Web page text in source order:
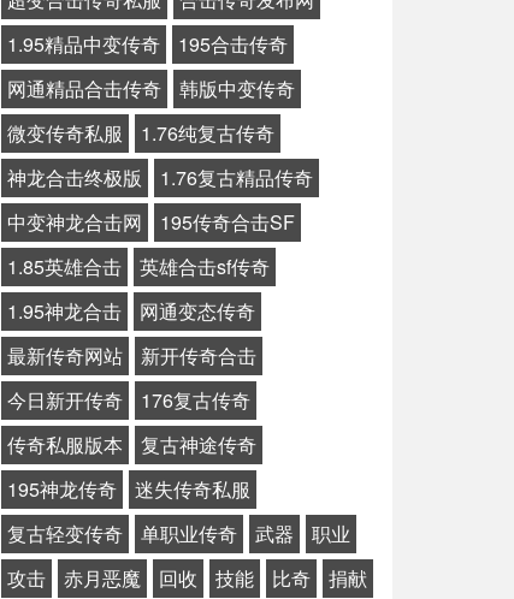
1.95精品中变传奇
195合击传奇
网通精品合击传奇
韩版中变传奇
微变传奇私服
1.76纯复古传奇
神龙合击终极版
1.76复古精品传奇
中变神龙合击网
195传奇合击SF
1.85英雄合击
英雄合击sf传奇
1.95神龙合击
网通变态传奇
最新传奇网站
新开传奇合击
今日新开传奇
176复古传奇
传奇私服版本
复古神途传奇
195神龙传奇
迷失传奇私服
复古轻变传奇
单职业传奇 武器
职业
攻击
赤月恶魔 回收 技能 比奇 捐献